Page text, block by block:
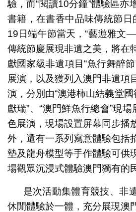
驗，而“閱讀10分鐘”體驗區亦
書籍，在書香中品味傳統節日
19日端午節當天，“藝遊雅文
傳統節慶展現非遺之美，將在
獻國家級非遺項目“魚行舞醉
展演，以及獲列入澳門非遺項
演，分別由“澳港柿山結義堂國
獻瑞”、“澳門鮮魚行總會”現場
色展演，現場設置屏幕同步播
外，還有一系列寫意體驗包括
墊及龍舟模型等手作體驗可供
場觀眾沉浸式體驗澳門獨有的
是次活動集體育競技、非
休閒體驗於一體，充分展現澳